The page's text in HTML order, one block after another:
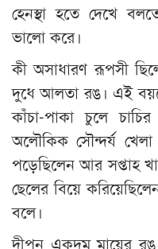
হেনস্থা হতে দেখে
ভালো করে।
কী অসাধারণ রূপসী
দুধে আলতা রঙ। এই
কাঁচা-পাকা চুলে
অলৌকিক সৌন্দর্য খেলা
পড়েছিলেন আর সপ্তাহ
ছেলের বিয়ে
বলে।
দীপন একদম মায়ের